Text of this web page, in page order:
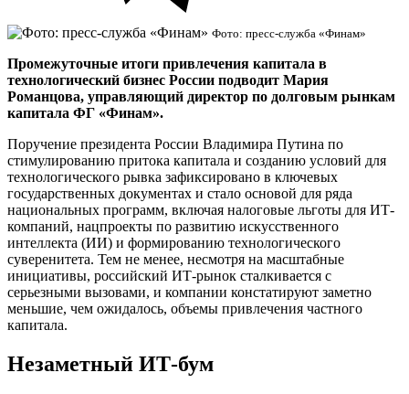
Фото: пресс-служба «Финам»
Промежуточные итоги привлечения капитала в
технологический бизнес России подводит Мария
Романцова, управляющий директор по долговым рынкам
капитала ФГ «Финам».
Поручение президента России Владимира Путина по
стимулированию притока капитала и созданию условий для
технологического рывка зафиксировано в ключевых
государственных документах и стало основой для ряда
национальных программ, включая налоговые льготы для ИТ-
компаний, нацпроекты по развитию искусственного
интеллекта (ИИ) и формированию технологического
суверенитета. Тем не менее, несмотря на масштабные
инициативы, российский ИТ-рынок сталкивается с
серьезными вызовами, и компании констатируют заметно
меньшие, чем ожидалось, объемы привлечения частного
капитала.
Незаметный ИТ-бум